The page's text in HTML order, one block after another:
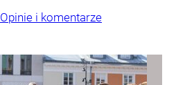
Opinie i komentarze